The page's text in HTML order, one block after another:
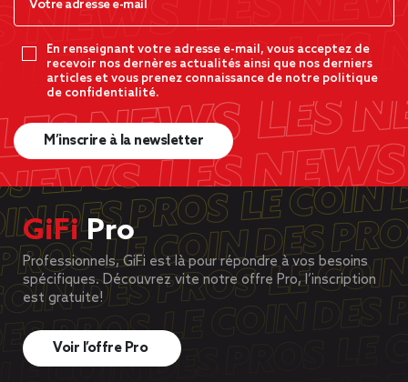
En renseignant votre adresse e-mail, vous acceptez de
recevoir nos dernères actualités ainsi que nos derniers
articles et vous prenez connaissance de notre politique
de confidentialité.
M’inscrire à la newsletter
GiFiPro
Professionnels, GiFi est là pour répondre à vos besoins
spécifiques. Découvrez vite notre offre Pro, l’inscription
est gratuite!
Voir l’offre Pro